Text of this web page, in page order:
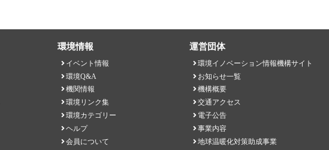
環境情報
イベント情報
環境Q&A
機関情報
環境リンク集
環境カテゴリー
ヘルプ
会員について
運営団体
環境イノベーション情報機構サイト
お知らせ一覧
機構概要
交通アクセス
電子公告
事業内容
地球温暖化対策助成事業